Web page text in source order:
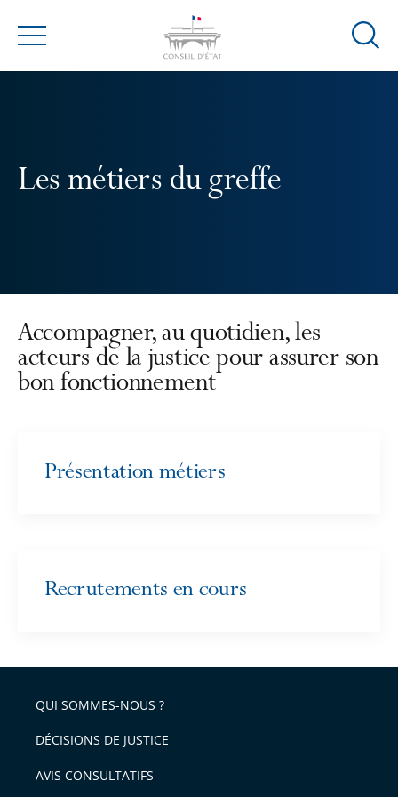
Menu
Ouvrir
Les métiers du greffe
Accompagner, au quotidien, les
acteurs de la justice pour assurer son
bon fonctionnement
Présentation métiers
Recrutements en cours
QUI SOMMES-NOUS ?
DÉCISIONS DE JUSTICE
AVIS CONSULTATIFS